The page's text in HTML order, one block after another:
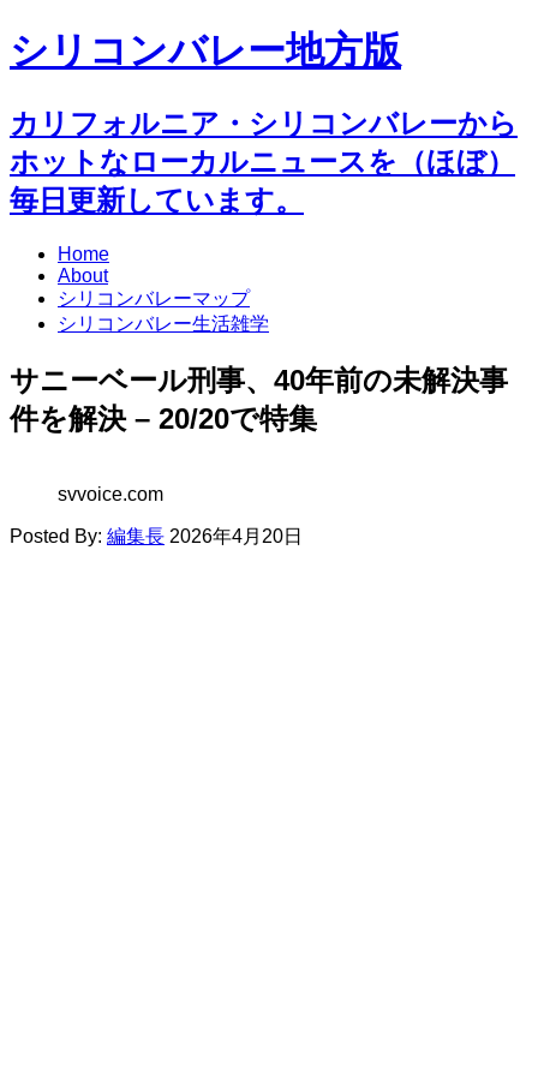
シリコンバレー地方版
カリフォルニア・シリコンバレーから
ホットなローカルニュースを（ほぼ）
毎日更新しています。
Home
About
シリコンバレーマップ
シリコンバレー生活雑学
サニーベール刑事、40年前の未解決事
件を解決 – 20/20で特集
svvoice.com
Posted By: 編集長 2026年4月20日